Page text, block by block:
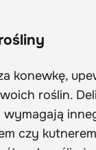
konewkę,
roślin.
czy